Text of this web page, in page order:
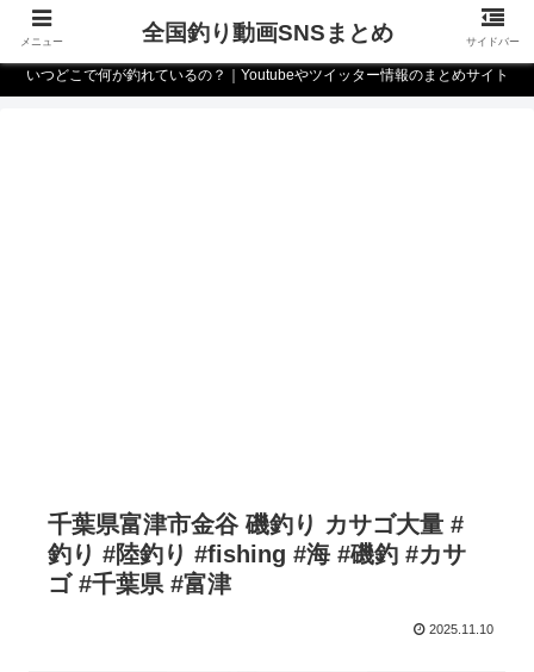
いつどこで何が釣れているの？｜Youtubeやツイッター情報のまとめサイト
千葉県富津市金谷 磯釣り カサゴ大量 #
釣り #陸釣り #fishing #海 #磯釣 #カサ
ゴ #千葉県 #富津
2025.11.10
メニュー 全国釣り動画SNSまとめ サイドバー